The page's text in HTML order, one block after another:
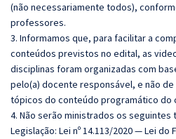
(não necessariamente todos),
professores.
3. Informamos que, para facilitar a
conteúdos previstos no edital, as
disciplinas foram organizadas com
pelo(a) docente responsável, e não
tópicos do conteúdo programático do
4. Não serão ministrados os seguintes
Legislação: Lei nº 14.113/2020 — Lei do